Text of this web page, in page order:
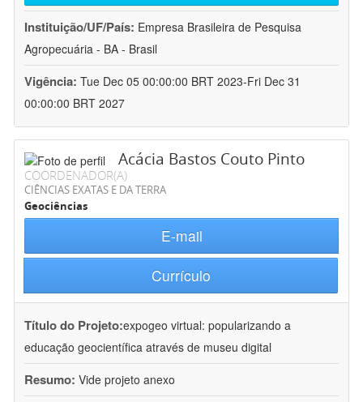
Instituição/UF/País: Empresa Brasileira de Pesquisa
Agropecuária - BA - Brasil
Vigência: Tue Dec 05 00:00:00 BRT 2023-Fri Dec 31
00:00:00 BRT 2027
Acácia Bastos Couto Pinto
COORDENADOR(A)
CIÊNCIAS EXATAS E DA TERRA
Geociências
E-mail
Currículo
Título do Projeto:expogeo virtual: popularizando a
educação geocientífica através de museu digital
Resumo: Vide projeto anexo